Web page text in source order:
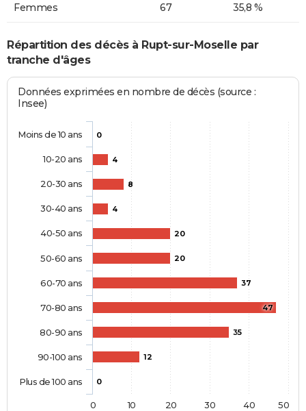
Femmes 67 35,8 %
Répartition des décès à Rupt-sur-Moselle par
tranche d'âges
Données exprimées en nombre de décès (source :
Insee)
0
4
8
4
20
20
37
47
35
12
0
Moins de 10 ans
10-20 ans
20-30 ans
30-40 ans
40-50 ans
50-60 ans
60-70 ans
70-80 ans
80-90 ans
90-100 ans
Plus de 100 ans
0 10 20 30 40 50